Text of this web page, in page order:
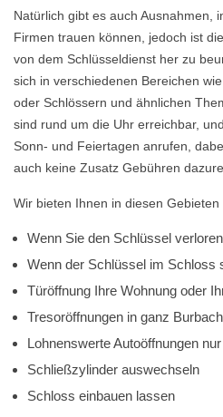
Natürlich gibt es auch Ausnahmen,
Firmen trauen können, jedoch ist
von dem Schlüsseldienst her zu
sich in verschiedenen Bereichen
oder Schlössern und ähnlichen
sind rund um die Uhr erreichbar,
Sonn- und Feiertagen anrufen,
auch keine Zusatz Gebühren
Wir bieten Ihnen in diesen
Wenn Sie den Schlüssel
Wenn der Schlüssel im Schloss
Türöffnung Ihre Wohnung oder
Tresoröffnungen in ganz
Lohnenswerte Autoöffnungen
Schließzylinder auswechseln
Schloss einbauen lassen